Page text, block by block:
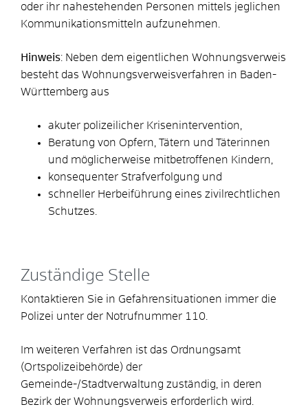
oder ihr nahestehenden Personen mittels jeglichen
Kommunikationsmitteln aufzunehmen.
Hinweis: Neben dem eigentlichen Wohnungsverweis
besteht das Wohnungsverweisverfahren in Baden-
Württemberg aus
akuter polizeilicher Krisenintervention,
Beratung von Opfern, Tätern und Täterinnen
und möglicherweise mitbetroffenen Kindern,
konsequenter Strafverfolgung und
schneller Herbeiführung eines zivilrechtlichen
Schutzes.
Zuständige Stelle
Kontaktieren Sie in Gefahrensituationen immer die
Polizei unter der Notrufnummer 110.
Im weiteren Verfahren ist das Ordnungsamt
(Ortspolizeibehörde) der
Gemeinde-/Stadtverwaltung zuständig, in deren
Bezirk der Wohnungsverweis erforderlich wird.